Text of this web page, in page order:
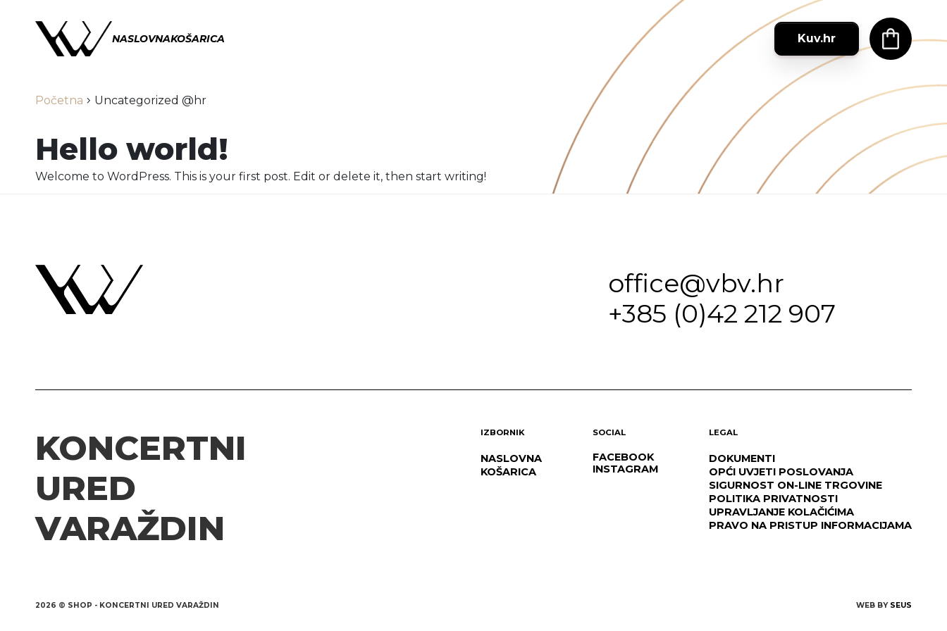
NASLOVNAKOŠARICA Kuv.hr
Početna chevron_right Uncategorized @hr
Hello world!
Welcome to WordPress. This is your first post. Edit or delete it, then start writing!
office@vbv.hr
+385 (0)42 212 907
KONCERTNI
URED
VARAŽDIN
IZBORNIK
NASLOVNA
KOŠARICA
SOCIAL
FACEBOOK
INSTAGRAM
LEGAL
DOKUMENTI
OPĆI UVJETI POSLOVANJA
SIGURNOST ON-LINE TRGOVINE
POLITIKA PRIVATNOSTI
UPRAVLJANJE KOLAČIĆIMA
PRAVO NA PRISTUP INFORMACIJAMA
2026 © SHOP - KONCERTNI URED VARAŽDIN WEB BY SEUS